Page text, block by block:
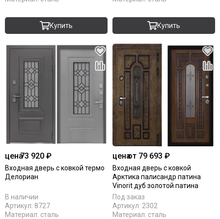
Купить Купить
цена73 920 ₽
Входная дверь с ковкой термо
Делориан
В наличии
Артикул: 8727
Материал: сталь
ценаот 79 693 ₽
Входная дверь с ковкой
Арктика палисандр патина
Vinorit дуб золотой патина
Под заказ
Артикул: 2302
Материал: сталь